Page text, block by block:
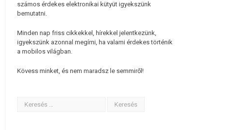
számos érdekes elektronikai kütyüt igyekszünk
bemutatni.
Minden nap friss cikkekkel, hírekkel jelentkezünk,
igyekszünk azonnal megírni, ha valami érdekes történik
a mobilos világban.
Kövess minket, és nem maradsz le semmiről!